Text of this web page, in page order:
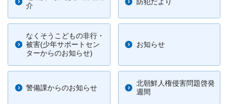
介
防犯だより
なくそうこどもの非行・
被害(少年サポートセン
ターからのお知らせ)
お知らせ
警備課からのお知らせ
北朝鮮人権侵害問題啓発
週間